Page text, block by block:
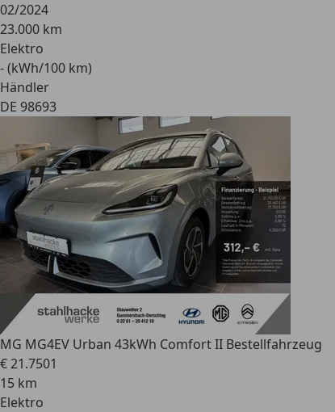
02/2024
23.000 km
Elektro
- (kWh/100 km)
Händler
DE 98693
MG MG4EV Urban 43kWh Comfort II Bestellfahrzeug
€ 21.7501
15 km
Elektro